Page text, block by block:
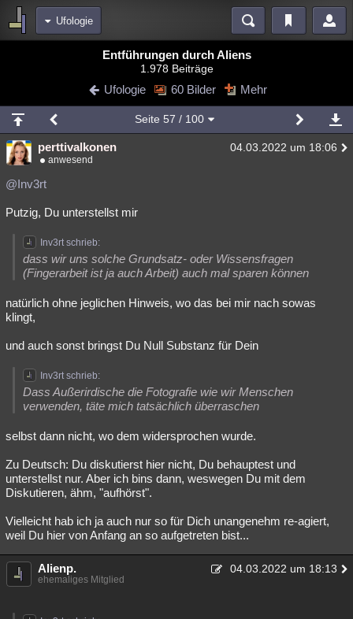
Ufologie
Blogs Videos
Chat Wiki Neuigkeiten
meine Rubriken
Menschen Wissenschaft Mystery Kriminalfälle
Spiritualität
Natur Umfragen Unterhaltung
weitere Rubriken
Philosophie Träume Orte Esoterik Literatur
Musik
Übersichten
Besucht Teilgenommen
Lesenswert Schlüsselwörter
Entführungen durch Aliens
1.978 Beiträge
Ufologie 60 Bilder Mehr
Seite 57 / 100
perttivalkonen 04.03.2022 um 18:06
anwesend
@Inv3rt
Putzig, Du unterstellst mir
Inv3rt schrieb:
dass wir uns solche Grundsatz- oder Wissensfragen
(Fingerarbeit ist ja auch Arbeit) auch mal sparen können
natürlich ohne jeglichen Hinweis, wo das bei mir nach sowas
klingt,
und auch sonst bringst Du Null Substanz für Dein
Inv3rt schrieb:
Dass Außerirdische die Fotografie wie wir Menschen
verwenden, täte mich tatsächlich überraschen
selbst dann nicht, wo dem widersprochen wurde.
Zu Deutsch: Du diskutierst hier nicht, Du behauptest und
unterstellst nur. Aber ich bins dann, weswegen Du mit dem
Diskutieren, ähm, "aufhörst".
Vielleicht hab ich ja auch nur so für Dich unangenehm re-agiert,
weil Du hier von Anfang an so aufgetreten bist...
Alienp. 04.03.2022 um 18:13
ehemaliges Mitglied